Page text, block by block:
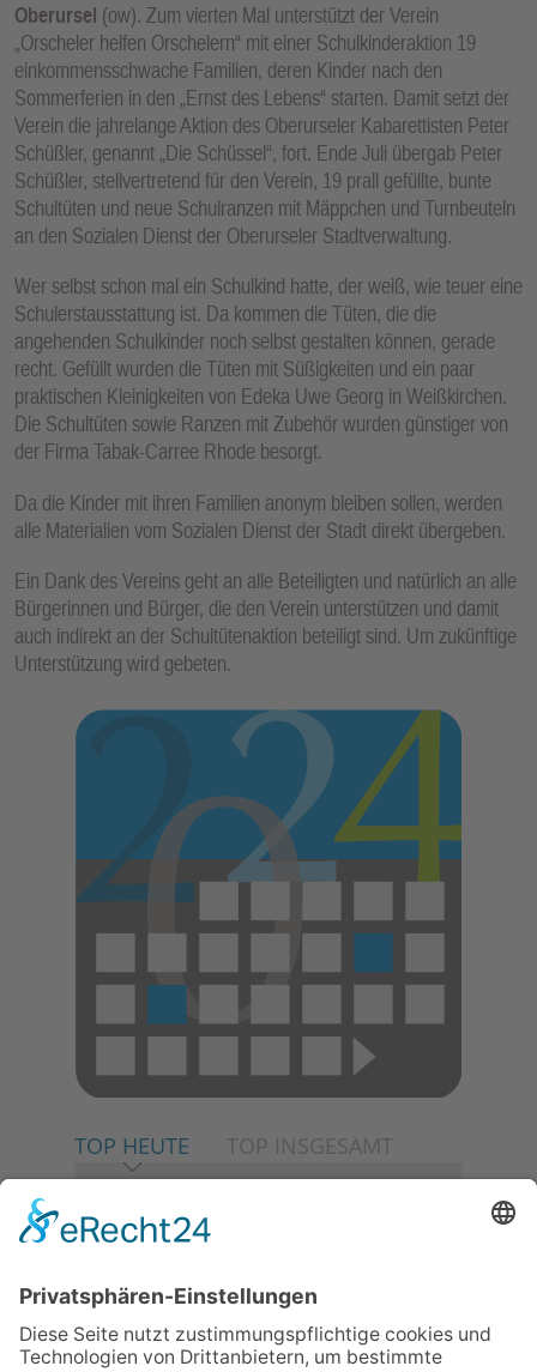
Oberursel (ow). Zum vierten Mal unterstützt der Verein
„Orscheler helfen Orschelern“ mit einer Schulkinderaktion 19
einkommensschwache Familien, deren Kinder nach den
Sommerferien in den „Ernst des Lebens“ starten. Damit setzt der
Verein die jahrelange Aktion des Oberurseler Kabarettisten Peter
Schüßler, genannt „Die Schüssel“, fort. Ende Juli übergab Peter
Schüßler, stellvertretend für den Verein, 19 prall gefüllte, bunte
Schultüten und neue Schulranzen mit Mäppchen und Turnbeuteln
an den Sozialen Dienst der Oberurseler Stadtverwaltung.
Wer selbst schon mal ein Schulkind hatte, der weiß, wie teuer eine
Schulerstausstattung ist. Da kommen die Tüten, die die
angehenden Schulkinder noch selbst gestalten können, gerade
recht. Gefüllt wurden die Tüten mit Süßigkeiten und ein paar
praktischen Kleinigkeiten von Edeka Uwe Georg in Weißkirchen.
Die Schultüten sowie Ranzen mit Zubehör wurden günstiger von
der Firma Tabak-Carree Rhode besorgt.
Da die Kinder mit ihren Familien anonym bleiben sollen, werden
alle Materialien vom Sozialen Dienst der Stadt direkt übergeben.
Ein Dank des Vereins geht an alle Beteiligten und natürlich an alle
Bürgerinnen und Bürger, die den Verein unterstützen und damit
auch indirekt an der Schultütenaktion beteiligt sind. Um zukünftige
Unterstützung wird gebeten.
TOP HEUTE TOP INSGESAMT
30.07.2026
Ganz Niederhöchstadt wird zur
Festmeile